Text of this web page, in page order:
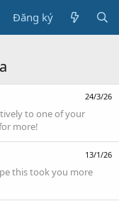
Đăng ký
24/3/26
to one of your
more!
13/1/26
this took you more